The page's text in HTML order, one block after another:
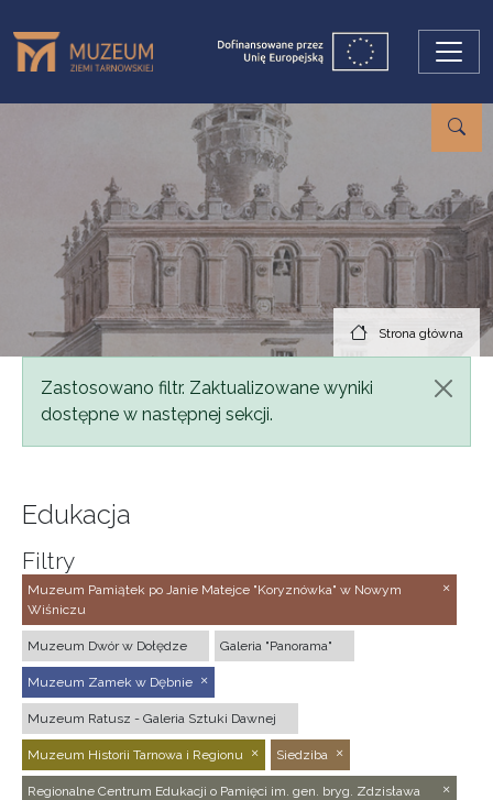
Strona główna
Komunikat
Zastosowano filtr. Zaktualizowane wyniki
dostępne w następnej sekcji.
Edukacja
Filtry
Muzeum Pamiątek po Janie Matejce "Koryznówka" w Nowym
Wiśniczu
Muzeum Dwór w Dołędze Galeria "Panorama"
Muzeum Zamek w Dębnie
Muzeum Ratusz - Galeria Sztuki Dawnej
Muzeum Historii Tarnowa i Regionu Siedziba
Regionalne Centrum Edukacji o Pamięci im. gen. bryg. Zdzisława